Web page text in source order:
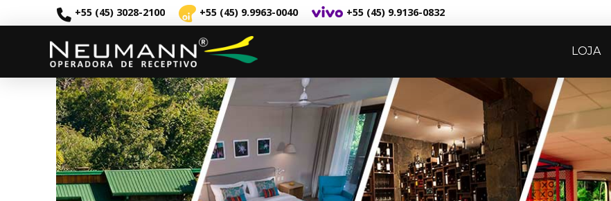
+55 (45) 3028-2100 +55 (45) 9.9963-0040 +55 (45) 9.9136-0832
LOJA